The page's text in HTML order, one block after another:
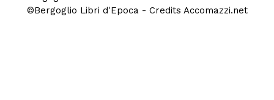
©Bergoglio Libri d'Epoca - Credits Accomazzi.net